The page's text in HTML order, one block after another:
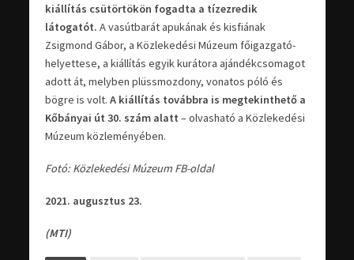
kiállítás csütörtökön fogadta a tízezredik
látogatót. A vasútbarát apukának és kisfiának
Zsigmond Gábor, a Közlekedési Múzeum főigazgató-
helyettese, a kiállítás egyik kurátora ajándékcsomagot
adott át, melyben plüssmozdony, vonatos póló és
bögre is volt. A kiállítás továbbra is megtekinthető a
Kőbányai út 30. szám alatt – olvasható a Közlekedési
Múzeum közleményében.
Fotó: Közlekedési Múzeum FB-oldal
2021. augusztus 23.
(MTI)